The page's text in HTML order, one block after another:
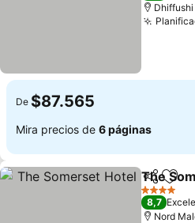
Dhiffushi
De $87.565
Mira precios de 6 páginas
Compartir
The
4 Estrellas
8,7
Nord